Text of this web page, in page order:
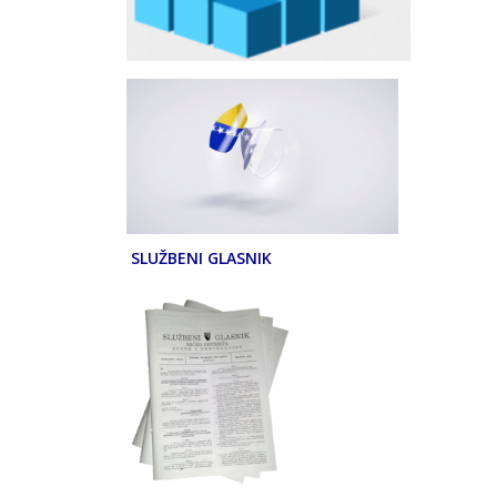
SLUŽBENI GLASNIK